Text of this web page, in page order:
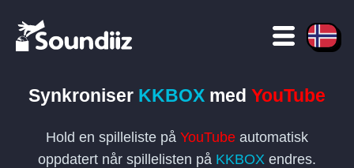
Synkroniser KKBOX med YouTube
Hold en spilleliste på YouTube automatisk
oppdatert når spillelisten på KKBOX endres.